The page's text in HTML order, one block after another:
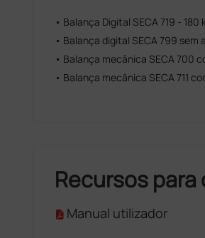
• Balança Digital SECA 719 - 180
• Balança digital SECA 799 sem
• Balança mecânica SECA 700
• Balança mecânica SECA 711
Recursos para
Manual utilizador